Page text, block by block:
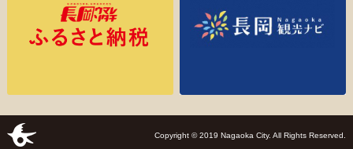
Copyright © 2019 Nagaoka City. All Rights Reserved.